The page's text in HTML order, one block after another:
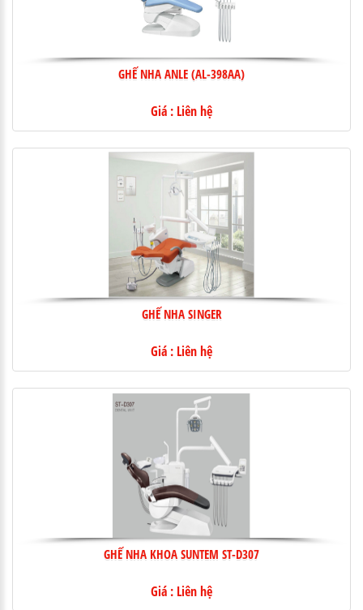
GHẾ NHA ANLE (AL-398AA)
Giá : Liên hệ
GHẾ NHA SINGER
Giá : Liên hệ
GHẾ NHA KHOA SUNTEM ST-D307
Giá : Liên hệ